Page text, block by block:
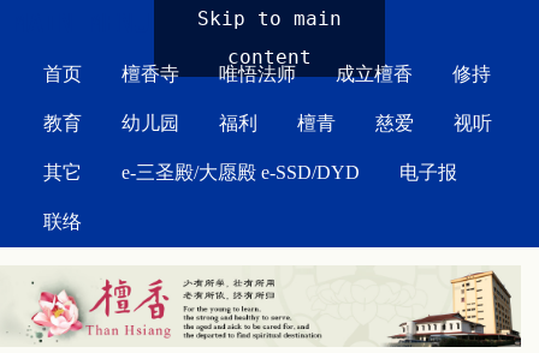
Skip to main
content
首页 檀香寺 唯悟法师 成立檀香 修持
教育 幼儿园 福利 檀青 慈爱 视听
其它 e-三圣殿/大愿殿 e-SSD/DYD 电子报
联络